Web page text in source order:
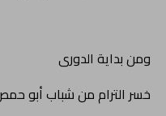
ومن بداية الدورى
خسر الترام من شباب أبو